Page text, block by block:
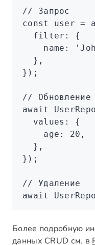
// Запрос
const
user =
  filter
:
{
    name
:
  }
,
});
// Обновление
await
  values
:
{
    age
: 20 ,
  }
,
});
// Удаление
await
Более подробную
данных CRUD см. в